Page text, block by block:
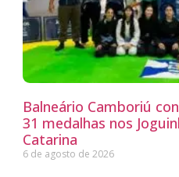
Balneário Camboriú
31 medalhas nos
Catarina
6 de agosto de 2026